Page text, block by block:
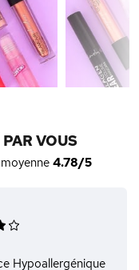
VOUS
4.78/5
Hypoallergénique